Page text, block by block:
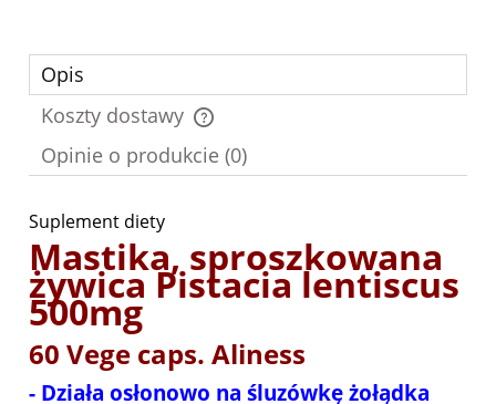
Opis
Koszty dostawy
Cena nie zawiera ewentualnych kosztów płatności
Opinie o produkcie (0)
Suplement diety
Mastika, sproszkowana
żywica Pistacia lentiscus
500mg
60 Vege caps. Aliness
- Działa osłonowo na śluzówkę żołądka